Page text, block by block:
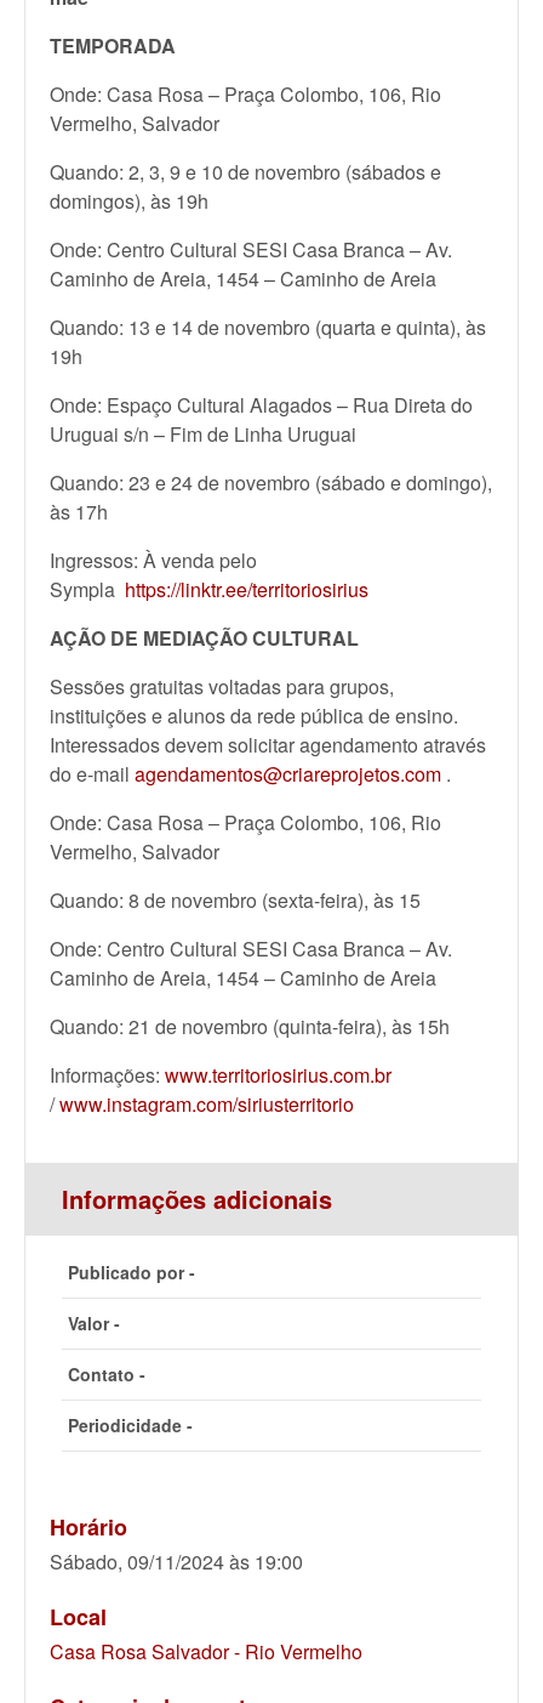
TEMPORADA
Onde: Casa Rosa – Praça Colombo, 106, Rio
Vermelho, Salvador
Quando: 2, 3, 9 e 10 de novembro (sábados e
domingos), às 19h
Onde: Centro Cultural SESI Casa Branca – Av.
Caminho de Areia, 1454 – Caminho de Areia
Quando: 13 e 14 de novembro (quarta e quinta), às
19h
Onde: Espaço Cultural Alagados – Rua Direta do
Uruguai s/n – Fim de Linha Uruguai
Quando: 23 e 24 de novembro (sábado e domingo),
às 17h
Ingressos: À venda pelo
Sympla https://linktr.ee/territoriosirius
AÇÃO DE MEDIAÇÃO CULTURAL
Sessões gratuitas voltadas para grupos,
instituições e alunos da rede pública de ensino.
Interessados devem solicitar agendamento através
do e-mail agendamentos@criareprojetos.com .
Onde: Casa Rosa – Praça Colombo, 106, Rio
Vermelho, Salvador
Quando: 8 de novembro (sexta-feira), às 15
Onde: Centro Cultural SESI Casa Branca – Av.
Caminho de Areia, 1454 – Caminho de Areia
Quando: 21 de novembro (quinta-feira), às 15h
Informações: www.territoriosirius.com.br
/www.instagram.com/siriusterritorio
Informações adicionais
Publicado por -
Valor -
Contato -
Periodicidade -
Horário
Sábado, 09/11/2024 às 19:00
Local
Casa Rosa Salvador - Rio Vermelho